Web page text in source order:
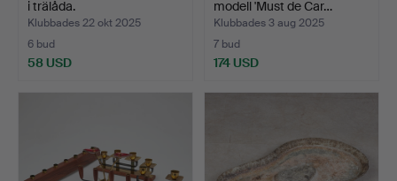
i trälåda.
Klubbades 22 okt 2025
6 bud
58 USD
modell 'Must de Car…
Klubbades 3 aug 2025
7 bud
174 USD